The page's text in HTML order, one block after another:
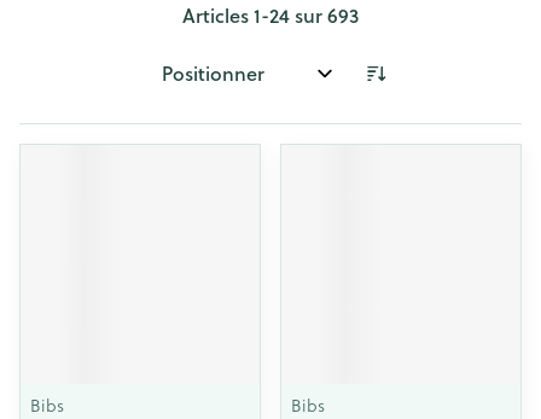
Articles1-24sur693
Trier par:
Bibs Bibs